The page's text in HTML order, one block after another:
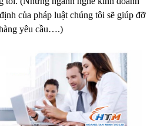
của pháp luật chúng tôi sẽ giúp đỡ
hàng yêu cầu….)